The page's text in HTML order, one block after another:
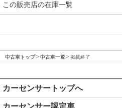
この販売店の在庫一覧
中古車トップ 中古車一覧 掲載終了
カーセンサートップへ
カーセンサー認定車